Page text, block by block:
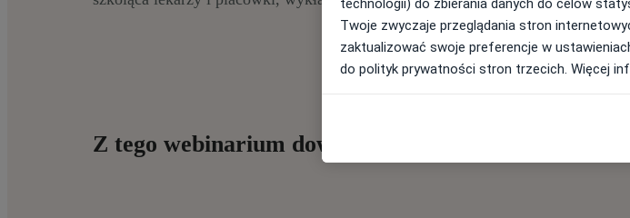
Z tego webinarium dowiesz się:
technologii) do zbierania danych do celów
Twoje zwyczaje przeglądania stron
zaktualizować swoje preferencje w
do polityk prywatności stron trzecich. Więcej